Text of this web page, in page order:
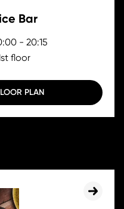
Bar
- 20:15
floor
PLAN